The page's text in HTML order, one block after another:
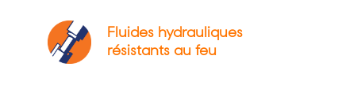
Fluides hydrauliques
résistants au feu